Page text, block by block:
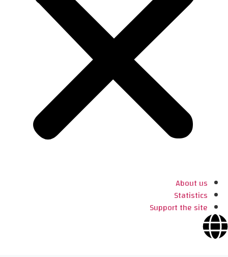
About us
Statistics
Support the site